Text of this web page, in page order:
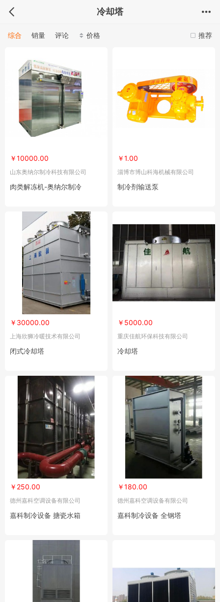
冷却塔
推荐
综合 销量 评论 价格
￥10000.00
山东奥纳尔制冷科技有限公司
肉类解冻机-奥纳尔制冷
￥1.00
淄博市博山科海机械有限公司
制冷剂输送泵
￥30000.00
上海欣狮冷暖技术有限公司
闭式冷却塔
￥5000.00
重庆佳航环保科技有限公司
冷却塔
￥250.00
德州嘉科空调设备有限公司
嘉科制冷设备 搪瓷水箱
￥180.00
德州嘉科空调设备有限公司
嘉科制冷设备 全钢塔